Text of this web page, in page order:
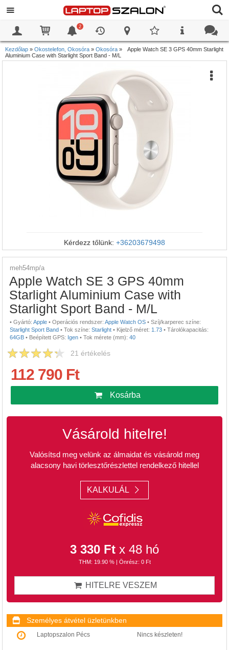
2
Kezdőlap » Okostelefon, Okosóra » Okosóra »
Apple Watch SE 3 GPS 40mm Starlight
Aluminium Case with Starlight Sport Band - M/L
Kérdezz tőlünk: +36203679498
meh54mp/a
Apple Watch SE 3 GPS 40mm
Starlight Aluminium Case with
Starlight Sport Band - M/L
• Gyártó: Apple • Operációs rendszer: Apple Watch OS • Szíj/karperec színe:
Starlight Sport Band • Tok színe: Starlight • Kijelző méret: 1.73 • Tárolókapacitás:
64GB • Beépített GPS: Igen • Tok mérete (mm): 40
21 értékelés
112 790 Ft
Kosárba
Vásárold hitelre!
Valósítsd meg velünk az álmaidat és vásárold meg
alacsony havi törlesztőrészlettel rendelkező hitellel
KALKULÁL
3 330 Ft x 48 hó
THM: 19.90 % | Önrész: 0 Ft
HITELRE VESZEM
Személyes átvétel üzletünkben
Laptopszalon Pécs Nincs készleten!
0
0